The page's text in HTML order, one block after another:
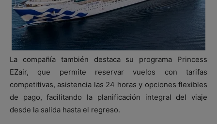
La compañía también destaca su programa Princess
EZair, que permite reservar vuelos con tarifas
competitivas, asistencia las 24 horas y opciones flexibles
de pago, facilitando la planificación integral del viaje
desde la salida hasta el regreso.